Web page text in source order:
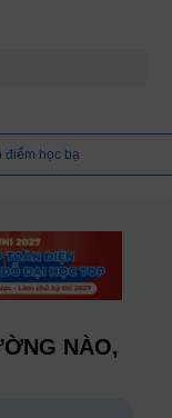
điểm học bạ
NÀO,